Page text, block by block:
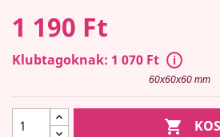
1 190 Ft
Klubtagoknak: 1 070 Ft
60x60x60 mm
